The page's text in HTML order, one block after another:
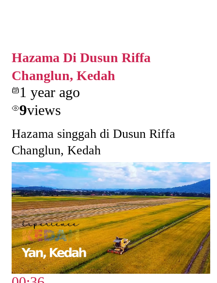
Hazama Di Dusun Riffa
Changlun, Kedah
1 year ago
9views
Hazama singgah di Dusun Riffa
Changlun, Kedah